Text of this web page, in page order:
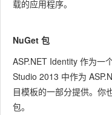
载的应用程序。
NuGet 包
ASP.NET Identity 作为一
Studio 2013 中作为
目模板的一部分提供。你
包。